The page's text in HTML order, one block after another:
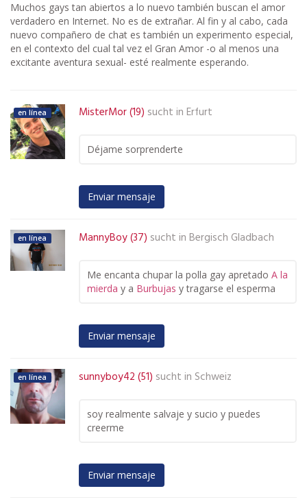
Muchos gays tan abiertos a lo nuevo también buscan el amor
verdadero en Internet. No es de extrañar. Al fin y al cabo, cada
nuevo compañero de chat es también un experimento especial,
en el contexto del cual tal vez el Gran Amor -o al menos una
excitante aventura sexual- esté realmente esperando.
en línea MisterMor (19) sucht in Erfurt
Déjame sorprenderte
Enviar mensaje
en línea MannyBoy (37) sucht in Bergisch Gladbach
Me encanta chupar la polla gay apretado A la
mierda y a Burbujas y tragarse el esperma
Enviar mensaje
en línea sunnyboy42 (51) sucht in Schweiz
soy realmente salvaje y sucio y puedes
creerme
Enviar mensaje